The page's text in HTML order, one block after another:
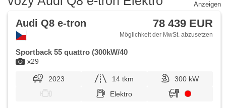
Anzeigen
x29
Audi Q8 e-tron 78 439 EUR
Möglichkeit der MwSt. abzusetzen
Sportback 55 quattro (300kW/40
2023 14 tkm
300 kW
Elektro